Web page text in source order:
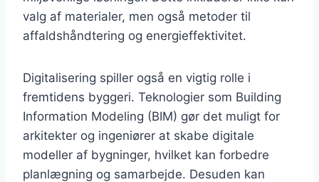
valg af materialer, men også metoder til
affaldshåndtering og energieffektivitet.
Digitalisering spiller også en vigtig rolle i
fremtidens byggeri. Teknologier som Building
Information Modeling (BIM) gør det muligt for
arkitekter og ingeniører at skabe digitale
modeller af bygninger, hvilket kan forbedre
planlægning og samarbejde. Desuden kan